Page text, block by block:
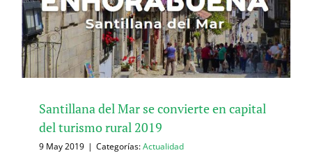
Santillana del Mar se convierte en capital
del turismo rural 2019
9 May 2019 | Categorías:Actualidad